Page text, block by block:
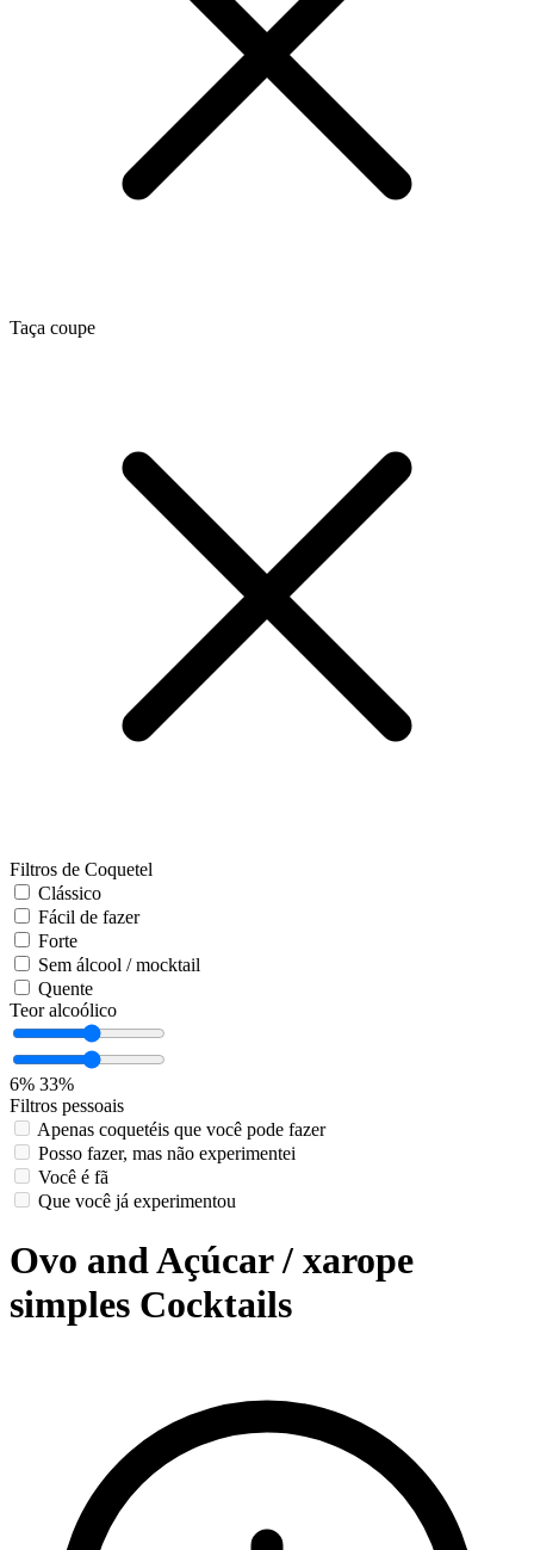
Taça coupe
Filtros de Coquetel
Clássico
Fácil de fazer
Forte
Sem álcool / mocktail
Quente
Teor alcoólico
6% 33%
Filtros pessoais
Apenas coquetéis que você pode fazer
Posso fazer, mas não experimentei
Você é fã
Que você já experimentou
Ovo and Açúcar / xarope
simples Cocktails